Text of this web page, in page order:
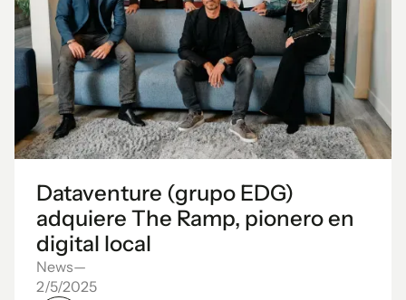
Dataventure (grupo EDG)
adquiere The Ramp, pionero en
digital local
News—
2/5/2025